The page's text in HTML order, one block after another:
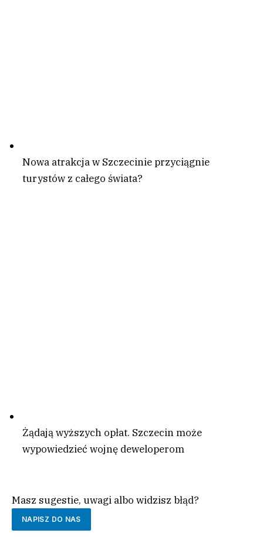
Nowa atrakcja w Szczecinie przyciągnie
turystów z całego świata?
Żądają wyższych opłat. Szczecin może
wypowiedzieć wojnę deweloperom
Masz sugestie, uwagi albo widzisz błąd?
NAPISZ DO NAS